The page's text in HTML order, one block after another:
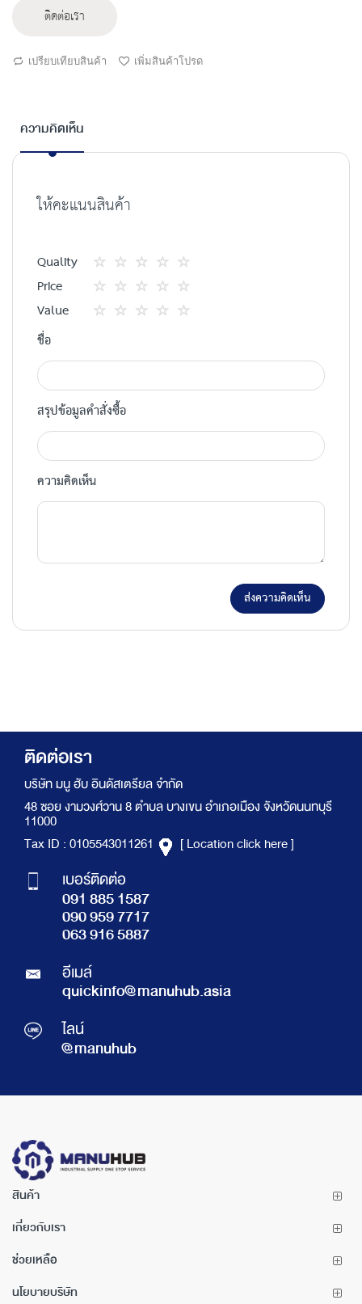
ติดต่อเรา
เปรียบเทียบสินค้า เพิ่มสินค้าโปรด
ความคิดเห็น
ให้คะแนนสินค้า
Quality
1
star
2
ดาว
3
ดาว
4
ดาว
5
ดาว
Price
1
2
3
4
5
Value
ชื่อ
สรุปข้อมูลคำสั่งซื้อ
ความคิดเห็น
ส่งความคิดเห็น
ติดต่อเรา
บริษัท มนู ฮับ อินดัสเตรียล จำกัด
48 ซอย งามวงศ์วาน 8 ตำบล บางเขน อำเภอเมือง จังหวัดนนทบุรี
11000
Tax ID : 0105543011261
[ Location click here ]
เบอร์ติดต่อ
091 885 1587
090 959 7717
063 916 5887
อีเมล์
quickinfo@manuhub.asia
ไลน์
@manuhub
สินค้า
เกี่ยวกับเรา
ช่วยเหลือ
นโยบายบริษัท